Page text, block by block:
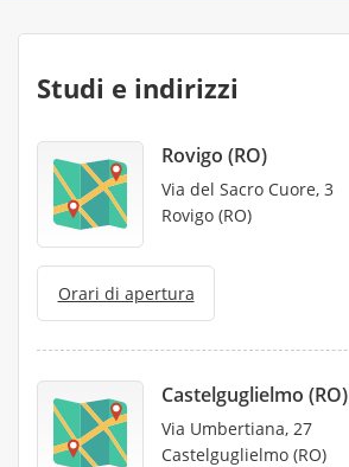
Studi e indirizzi
Rovigo (RO)
Via del Sacro Cuore, 3
Rovigo (RO)
Orari di apertura
Castelguglielmo (RO)
Via Umbertiana, 27
Castelguglielmo (RO)